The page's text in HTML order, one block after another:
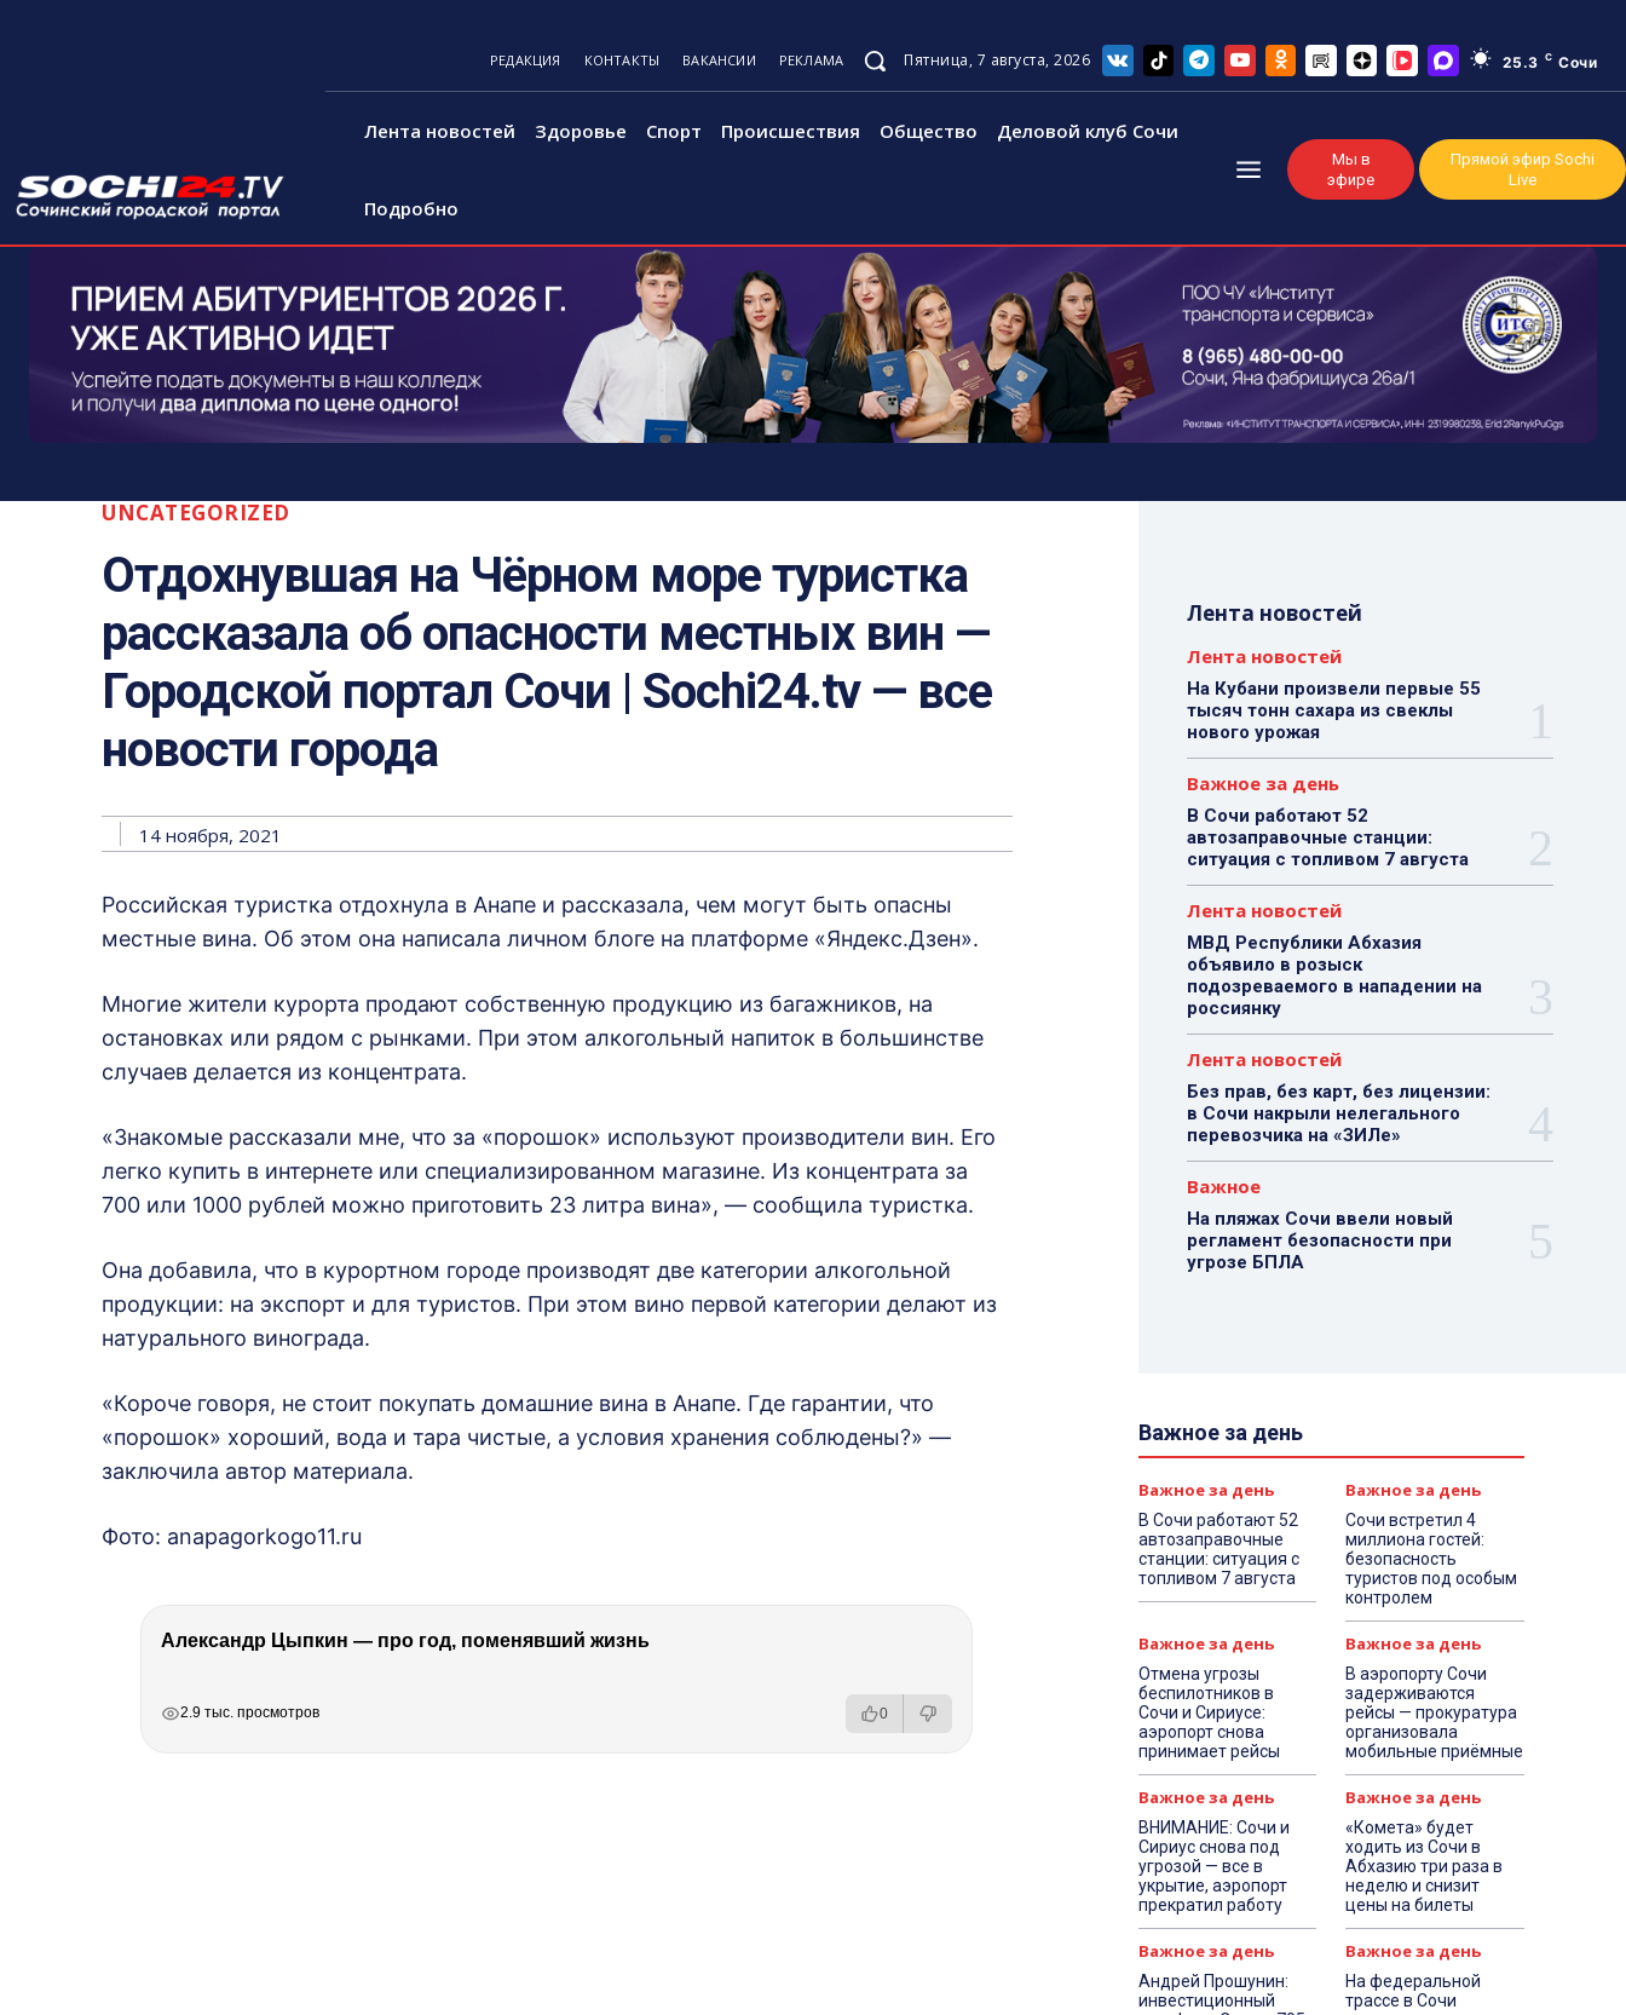
РЕДАКЦИЯ КОНТАКТЫ ВАКАНСИИ РЕКЛАМА Пятница, 7 августа, 2026 25.3 C Сочи
Лента новостей Здоровье Спорт Происшествия Общество Деловой клуб Сочи
Подробно
Мы в
эфире
Прямой эфир Sochi
Live
UNCATEGORIZED
Отдохнувшая на Чёрном море туристка
рассказала об опасности местных вин —
Городской портал Сочи | Sochi24.tv — все
новости города
14 ноября, 2021
Российская туристка отдохнула в Анапе и рассказала, чем могут быть опасны
местные вина. Об этом она написала личном блоге на платформе «Яндекс.Дзен».
Многие жители курорта продают собственную продукцию из багажников, на
остановках или рядом с рынками. При этом алкогольный напиток в большинстве
случаев делается из концентрата.
«Знакомые рассказали мне, что за «порошок» используют производители вин. Его
легко купить в интернете или специализированном магазине. Из концентрата за
700 или 1000 рублей можно приготовить 23 литра вина», — сообщила туристка.
Она добавила, что в курортном городе производят две категории алкогольной
продукции: на экспорт и для туристов. При этом вино первой категории делают из
натурального винограда.
«Короче говоря, не стоит покупать домашние вина в Анапе. Где гарантии, что
«порошок» хороший, вода и тара чистые, а условия хранения соблюдены?» —
заключила автор материала.
Фото: anapagorkogo11.ru
Александр Цыпкин — про год, поменявший жизнь
2.9 тыс. просмотров 0
Лента новостей
Лента новостей
На Кубани произвели первые 55
тысяч тонн сахара из свеклы
нового урожая
Важное за день
В Сочи работают 52
автозаправочные станции:
ситуация с топливом 7 августа
Лента новостей
МВД Республики Абхазия
объявило в розыск
подозреваемого в нападении на
россиянку
Лента новостей
Без прав, без карт, без лицензии:
в Сочи накрыли нелегального
перевозчика на «ЗИЛе»
Важное
На пляжах Сочи ввели новый
регламент безопасности при
угрозе БПЛА
Важное за день
Важное за день
В Сочи работают 52
автозаправочные
станции: ситуация с
топливом 7 августа
Важное за день
Сочи встретил 4
миллиона гостей:
безопасность
туристов под особым
контролем
Важное за день
Отмена угрозы
беспилотников в
Сочи и Сириусе:
аэропорт снова
принимает рейсы
Важное за день
В аэропорту Сочи
задерживаются
рейсы — прокуратура
организовала
мобильные приёмные
Важное за день
ВНИМАНИЕ: Сочи и
Сириус снова под
угрозой — все в
укрытие, аэропорт
прекратил работу
Важное за день
«Комета» будет
ходить из Сочи в
Абхазию три раза в
неделю и снизит
цены на билеты
Важное за день
Андрей Прошунин:
инвестиционный
Важное за день
На федеральной
трассе в Сочи